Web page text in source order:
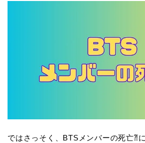
ではさっそく、BTSメンバーの死亡⁈